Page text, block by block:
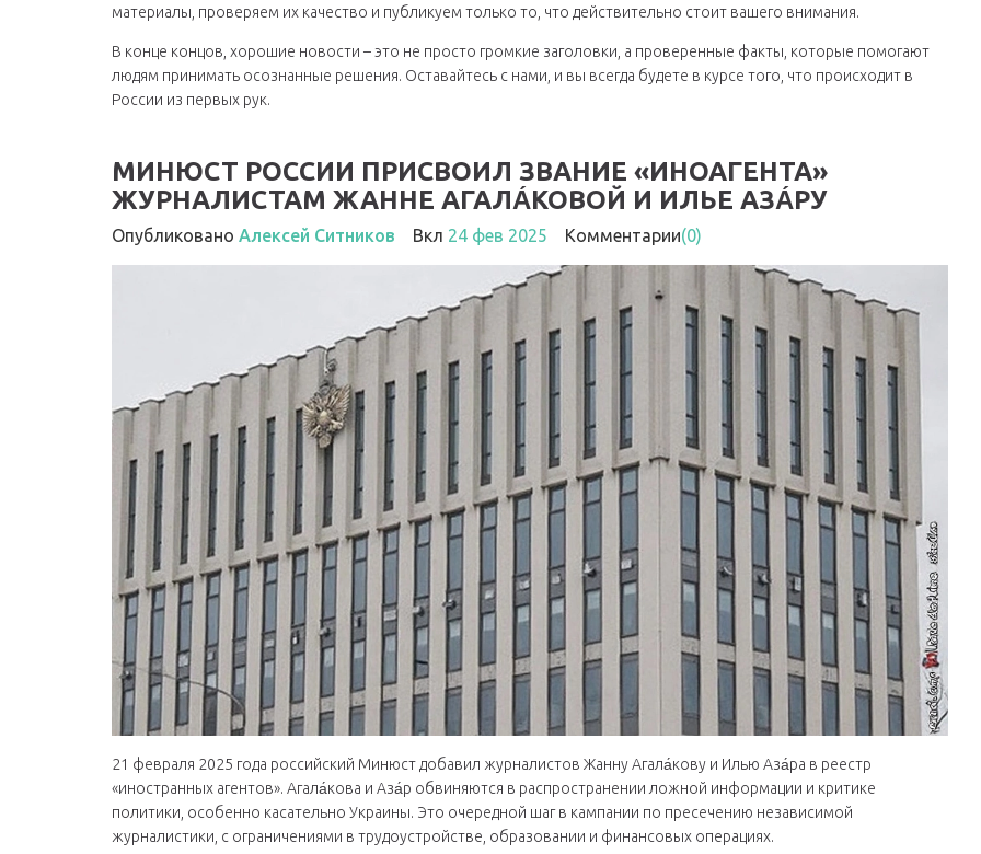
материалы, проверяем их качество и публикуем только то, что действительно стоит вашего внимания.
В конце концов, хорошие новости – это не просто громкие заголовки, а проверенные факты, которые помогают
людям принимать осознанные решения. Оставайтесь с нами, и вы всегда будете в курсе того, что происходит в
России из первых рук.
МИНЮСТ РОССИИ ПРИСВОИЛ ЗВАНИЕ «ИНОАГЕНТА»
ЖУРНАЛИСТАМ ЖАННЕ АГАЛА́КОВОЙ И ИЛЬЕ АЗА́РУ
Опубликовано Алексей Ситников Вкл 24 фев 2025 Комментарии(0)
21 февраля 2025 года российский Минюст добавил журналистов Жанну Агала́кову и Илью Аза́ра в реестр
«иностранных агентов». Агала́кова и Аза́р обвиняются в распространении ложной информации и критике
политики, особенно касательно Украины. Это очередной шаг в кампании по пресечению независимой
журналистики, с ограничениями в трудоустройстве, образовании и финансовых операциях.